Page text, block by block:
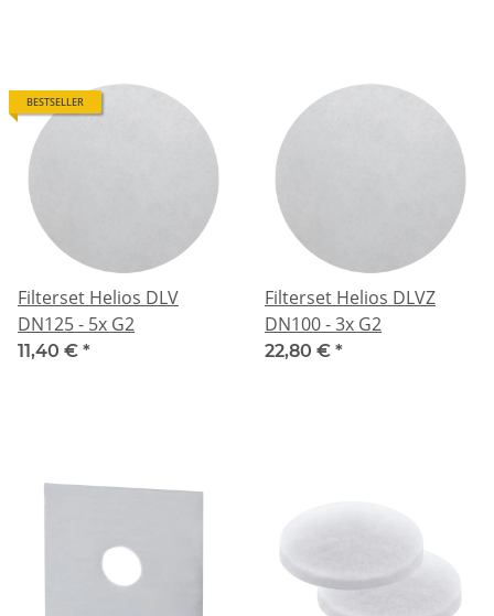
BESTSELLER
Filterset Helios DLV
DN125 - 5x G2
11,40 € *
Filterset Helios DLVZ
DN100 - 3x G2
22,80 € *